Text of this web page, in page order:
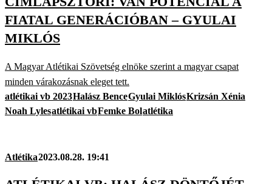
FIATAL GENERÁCIÓBAN – GYULAI
MIKLÓS
A Magyar Atlétikai Szövetség elnöke szerint a magyar csapat
minden várakozásnak eleget tett.
atlétikai vb 2023Halász BenceGyulai MiklósKrizsán Xénia
Noah Lylesatlétikai vbFemke Bolatlétika
Atlétika2023.08.28. 19:41